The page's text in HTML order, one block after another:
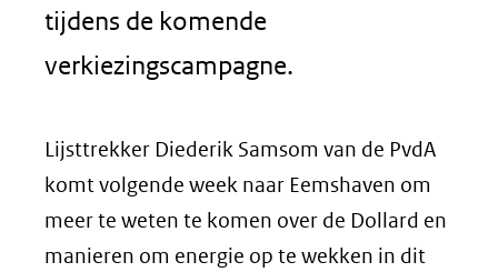
tijdens de komende
verkiezingscampagne.
Lijsttrekker Diederik Samsom van de PvdA
komt volgende week naar Eemshaven om
meer te weten te komen over de Dollard en
manieren om energie op te wekken in dit